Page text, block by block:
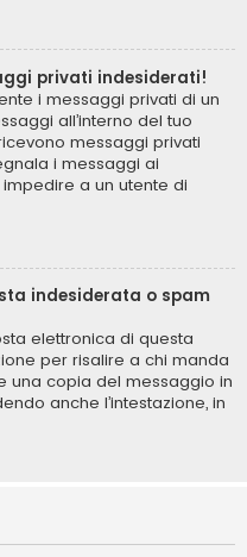
privati indesiderati!
i messaggi privati ​​di un
all’interno del tuo
messaggi privati
i messaggi ai
a un utente di
indesiderata o spam
elettronica di questa
per risalire a chi manda
una copia del messaggio in
anche l’intestazione, in